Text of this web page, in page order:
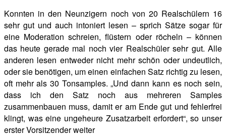
Konnten in den Neunzigern noch von 20 Realschülern 16
sehr gut und auch intoniert lesen – sprich Sätze sogar für
eine Moderation schreien, flüstern oder röcheln – können
das heute gerade mal noch vier Realschüler sehr gut. Alle
anderen lesen entweder nicht mehr schön oder undeutlich,
oder sie benötigen, um einen einfachen Satz richtig zu lesen,
oft mehr als 30 Tonsamples. „Und dann kann es noch sein,
dass ich den Satz noch aus mehreren Samples
zusammenbauen muss, damit er am Ende gut und fehlerfrei
klingt, was eine ungeheure Zusatzarbeit erfordert“, so unser
erster Vorsitzender weiter